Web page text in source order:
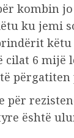
kombin
ku jemi
6 mijë
për
është